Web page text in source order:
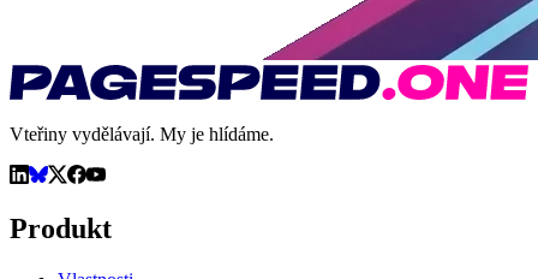
Vteřiny vydělávají. My je hlídáme.
Produkt